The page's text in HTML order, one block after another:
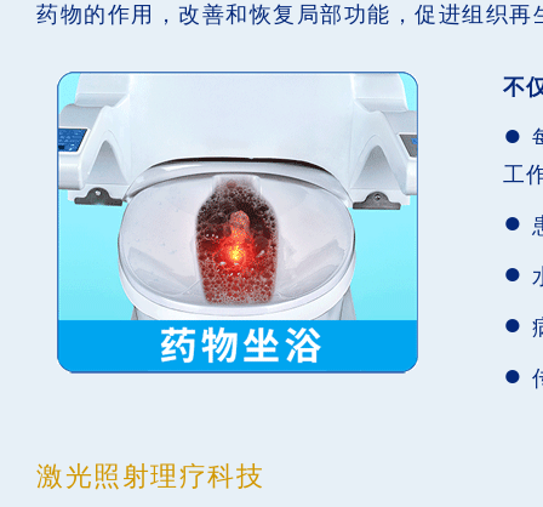
药物的作用，改善和恢复局部功能，促进组织
不
●
工
●
●
●
●
激光照射理疗科技